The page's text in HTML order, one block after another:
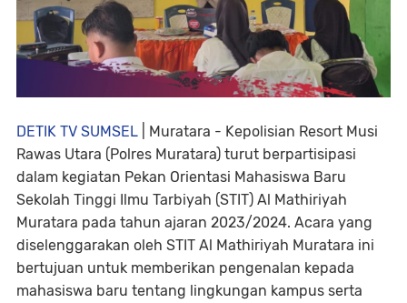
DETIK TV SUMSEL | Muratara - Kepolisian Resort Musi
Rawas Utara (Polres Muratara) turut berpartisipasi
dalam kegiatan Pekan Orientasi Mahasiswa Baru
Sekolah Tinggi Ilmu Tarbiyah (STIT) Al Mathiriyah
Muratara pada tahun ajaran 2023/2024. Acara yang
diselenggarakan oleh STIT Al Mathiriyah Muratara ini
bertujuan untuk memberikan pengenalan kepada
mahasiswa baru tentang lingkungan kampus serta